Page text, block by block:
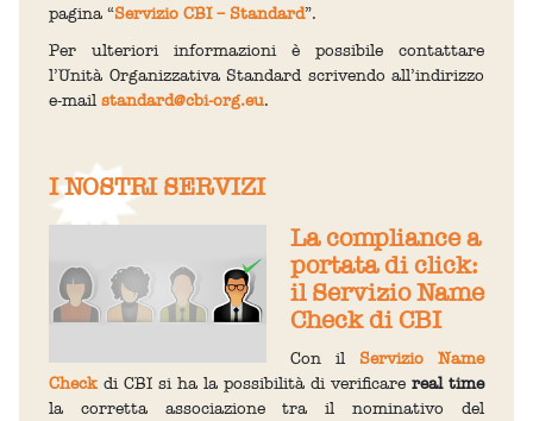
pagina “Servizio CBI – Standard”.
Per ulteriori informazioni è possibile contattare
l’Unità Organizzativa Standard scrivendo all’indirizzo
e-mail standard@cbi-org.eu.
I NOSTRI SERVIZI
La compliance a
portata di click:
il Servizio Name
Check di CBI
Con il Servizio Name
Checkdi CBI si ha la possibilità di verificare real time
la corretta associazione tra il nominativo del